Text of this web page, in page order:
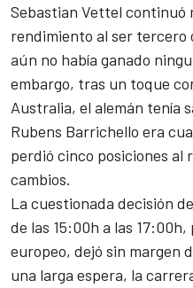
Sebastian Vettel continuó
rendimiento al ser tercero
aún no había ganado
embargo, tras un toque
Australia, el alemán tenía
Rubens Barrichello era
perdió cinco posiciones al
cambios.
La cuestionada decisión
de las 15:00h a las
europeo, dejó sin margen
una larga espera, la